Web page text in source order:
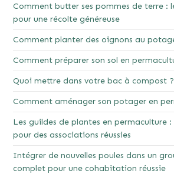
Comment butter ses pommes de terre :
pour une récolte généreuse
Comment planter des oignons au
Comment préparer son sol en
Quoi mettre dans votre bac à compost ?
Comment aménager son potager en
Les guildes de plantes en permaculture
pour des associations réussies
Intégrer de nouvelles poules dans un
complet pour une cohabitation réussie